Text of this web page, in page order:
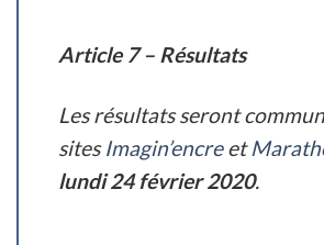
Article 7 – Résultats
Les résultats seront
sitesImagin’encreet
lundi 24 février 2020.